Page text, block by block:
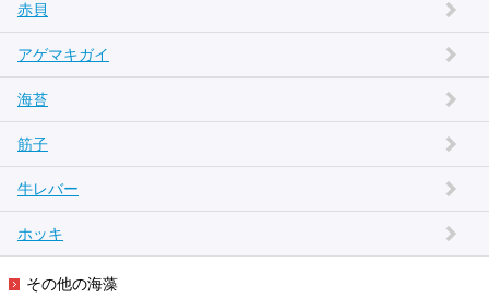
赤貝
アゲマキガイ
海苔
筋子
牛レバー
ホッキ
その他の海藻